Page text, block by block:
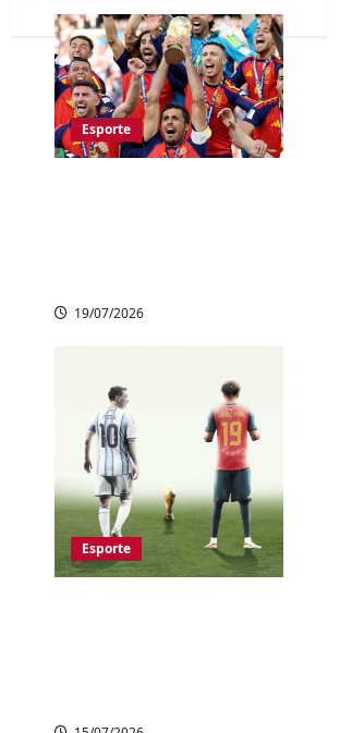
i
o
n
Esporte
19/07/2026
Esporte